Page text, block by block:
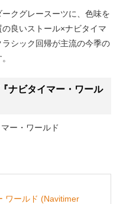
クグレースーツに、色味を
良いストール×ナビタイマ
シック回帰が主流の今季の
ナビタイマー・ワール
ー・ワールド
ワールド (Navitimer